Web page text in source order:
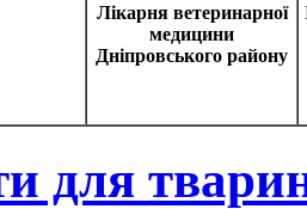
Лікарня ветеринарної
медицини
Дніпровського району
для